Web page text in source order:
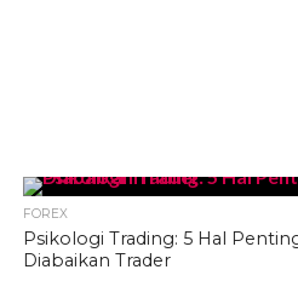
FOREX
Psikologi Trading: 5 Hal
Diabaikan Trader